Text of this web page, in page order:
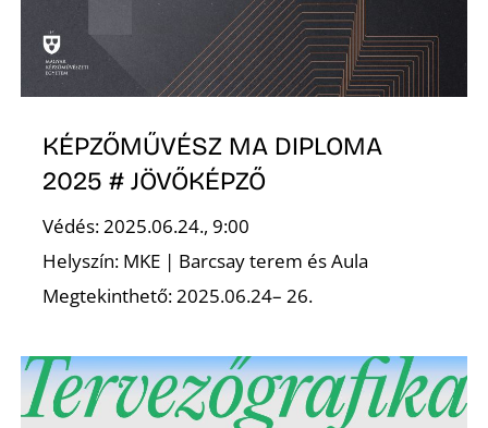
KÉPZŐMŰVÉSZ MA DIPLOMA
2025 # JÖVŐKÉPZŐ
Védés: 2025.06.24., 9:00
Helyszín: MKE | Barcsay terem és Aula
Megtekinthető: 2025.06.24– 26.